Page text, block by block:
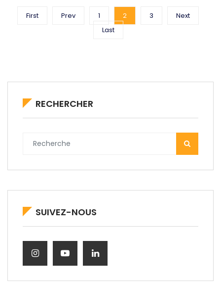
First Prev 1 2 3
Next
Last
RECHERCHER
SUIVEZ-NOUS